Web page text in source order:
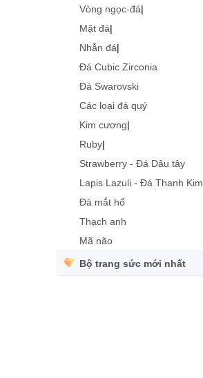
Vòng ngọc-đá|
Mặt đá|
Nhẫn đá|
Đá Cubic Zirconia
Đá Swarovski
Các loại đá quý
Kim cương|
Ruby|
Strawberry - Đá Dâu tây
Lapis Lazuli - Đá Thanh Kim
Đá mắt hổ
Thạch anh
Mã não
Bộ trang sức mới nhất